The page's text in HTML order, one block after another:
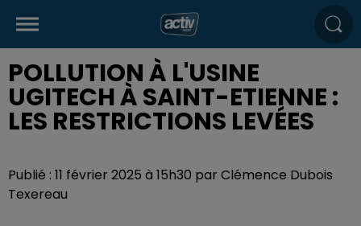
POLLUTION À L'USINE
UGITECH À SAINT-ETIENNE :
LES RESTRICTIONS LEVÉES
Publié : 11 février 2025 à 15h30 par Clémence Dubois
Texereau